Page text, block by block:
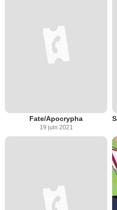
Fate/Apocrypha
19 juin 2021